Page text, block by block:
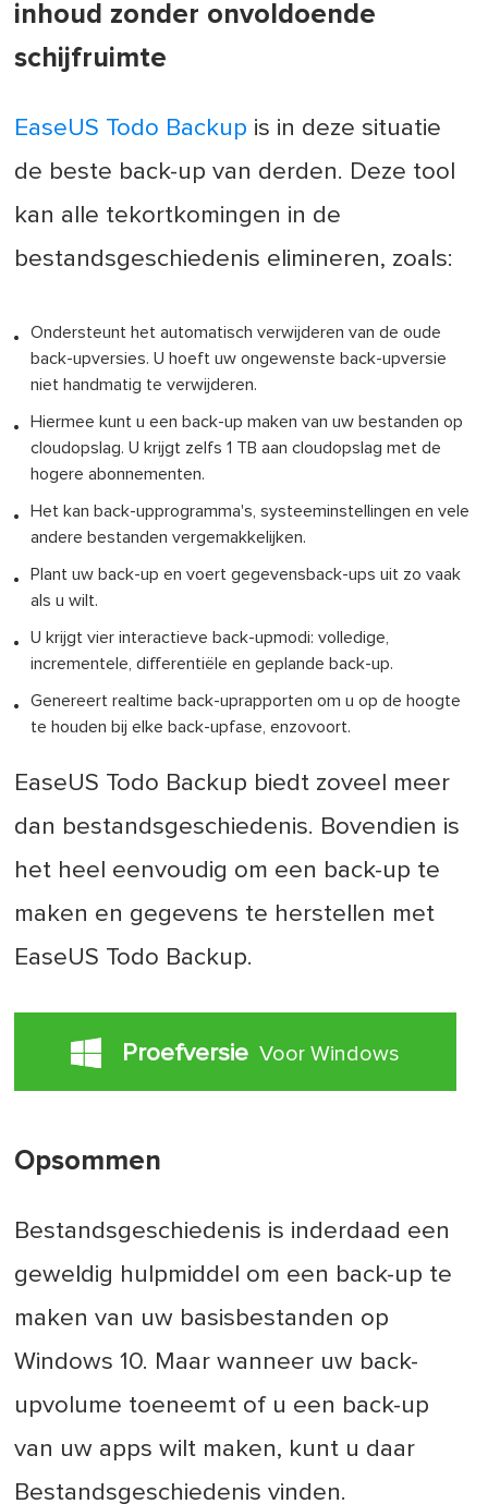
inhoud zonder onvoldoende
schijfruimte
EaseUS Todo Backup is in deze situatie
de beste back-up van derden. Deze tool
kan alle tekortkomingen in de
bestandsgeschiedenis elimineren, zoals:
Ondersteunt het automatisch verwijderen van de oude
back-upversies. U hoeft uw ongewenste back-upversie
niet handmatig te verwijderen.
Hiermee kunt u een back-up maken van uw bestanden op
cloudopslag. U krijgt zelfs 1 TB aan cloudopslag met de
hogere abonnementen.
Het kan back-upprogramma's, systeeminstellingen en vele
andere bestanden vergemakkelijken.
Plant uw back-up en voert gegevensback-ups uit zo vaak
als u wilt.
U krijgt vier interactieve back-upmodi: volledige,
incrementele, differentiële en geplande back-up.
Genereert realtime back-uprapporten om u op de hoogte
te houden bij elke back-upfase, enzovoort.
EaseUS Todo Backup biedt zoveel meer
dan bestandsgeschiedenis. Bovendien is
het heel eenvoudig om een back-up te
maken en gegevens te herstellen met
EaseUS Todo Backup.
Proefversie Voor Windows
Opsommen
Bestandsgeschiedenis is inderdaad een
geweldig hulpmiddel om een back-up te
maken van uw basisbestanden op
Windows 10. Maar wanneer uw back-
upvolume toeneemt of u een back-up
van uw apps wilt maken, kunt u daar
Bestandsgeschiedenis vinden.